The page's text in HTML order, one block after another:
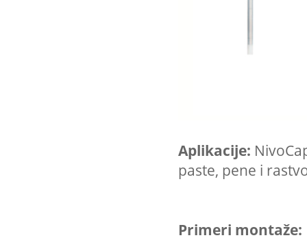
Aplikacije:
paste, pene i
Primeri montaže: